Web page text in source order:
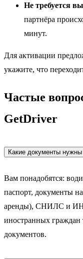
Не требуется
партнёра
минут.
Для активации
укажите, что
Частые
GetDriver
Какие документы
Вам понадобятся:
паспорт, документы
аренды), СНИЛС и
иностранных граждан
документов.